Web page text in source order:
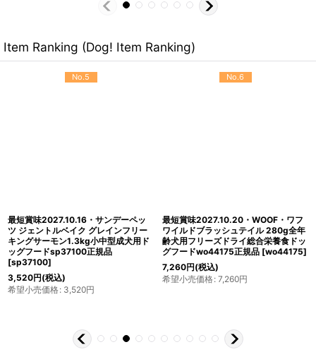
Item Ranking (Dog! Item Ranking)
No.5
最短賞味2027.10.16・サンデーペッ
ツ ジェントルベイク グレインフリー
キングサーモン1.3kg小中型成犬用ド
ッグフードsp37100正規品
[sp37100]
3,520円(税込)
希望小売価格: 3,520円
No.6
最短賞味2027.10.20・WOOF・ワフ
ワイルドブラッシュテイル 280g全年
齢犬用フリーズドライ総合栄養食ドッ
グフードwo44175正規品 [wo44175]
7,260円(税込)
希望小売価格: 7,260円